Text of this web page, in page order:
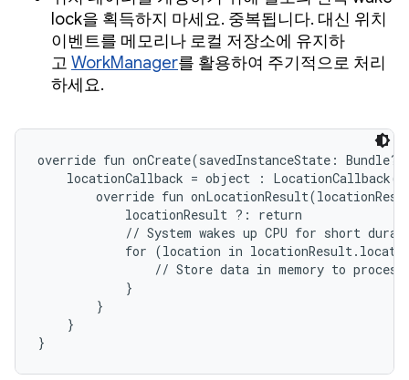
lock을 획득하지 마세요. 중복됩니다. 대신 위치
이벤트를 메모리나 로컬 저장소에 유지하
고 WorkManager를 활용하여 주기적으로 처리
하세요.
override fun onCreate(savedInstanceState:
locationCallback = object :
override fun
            locationResult ?: return
// System wakes up CPU for short
for (location in
// Store data in memory to
            }
        }
    }
}